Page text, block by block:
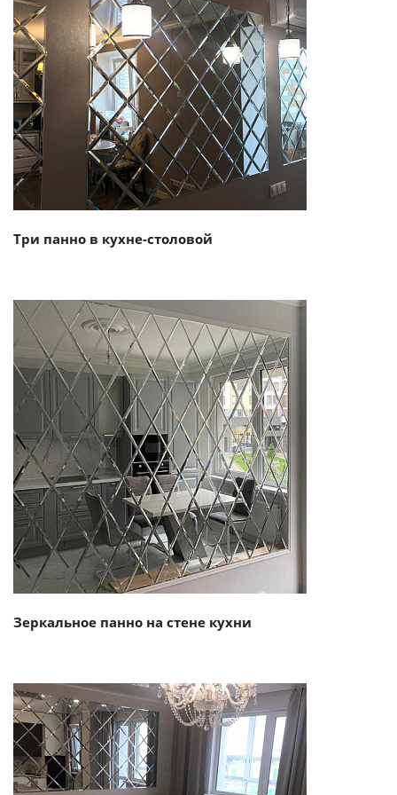
Смотреть проект
Три панно в кухне-столовой
Смотреть проект
Зеркальное панно на стене кухни